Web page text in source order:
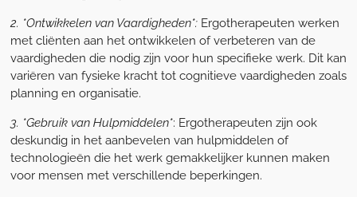
2. *Ontwikkelen van Vaardigheden*:Ergotherapeuten werken
met cliënten aan het ontwikkelen of verbeteren van de
vaardigheden die nodig zijn voor hun specifieke werk. Dit kan
variëren van fysieke kracht tot cognitieve vaardigheden zoals
planning en organisatie.
3. *Gebruik van Hulpmiddelen*: Ergotherapeuten zijn ook
deskundig in het aanbevelen van hulpmiddelen of
technologieën die het werk gemakkelijker kunnen maken
voor mensen met verschillende beperkingen.